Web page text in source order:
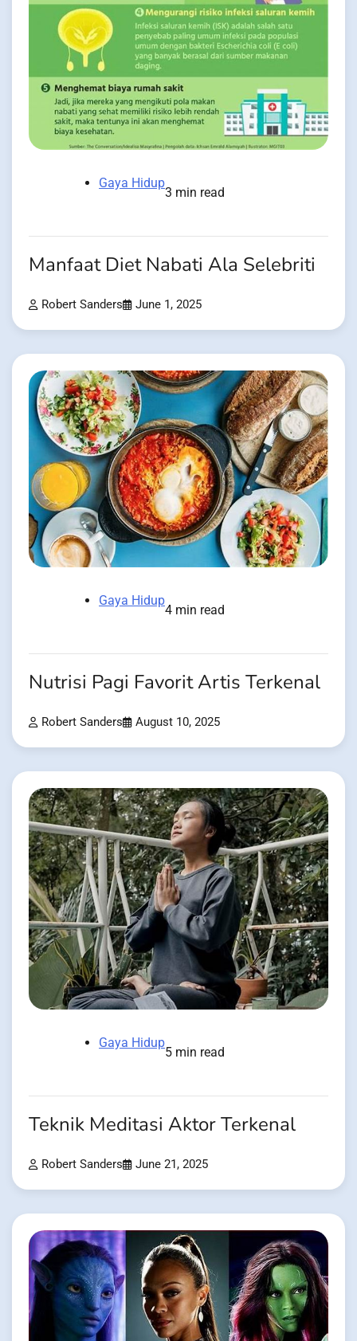
Gaya Hidup
3 min read
Manfaat Diet Nabati Ala Selebriti
Robert Sanders June 1, 2025
Gaya Hidup
4 min read
Nutrisi Pagi Favorit Artis Terkenal
Robert Sanders August 10, 2025
Gaya Hidup
5 min read
Teknik Meditasi Aktor Terkenal
Robert Sanders June 21, 2025